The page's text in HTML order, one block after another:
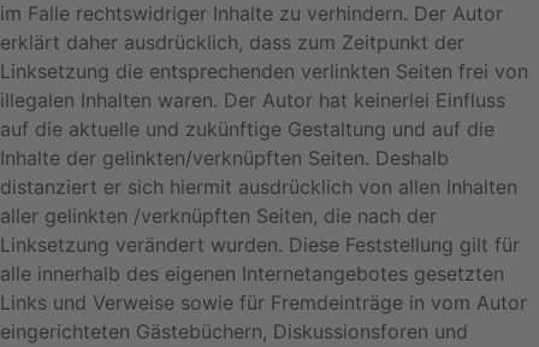
im Falle rechtswidriger Inhalte zu verhindern. Der Autor
erklärt daher ausdrücklich, dass zum Zeitpunkt der
Linksetzung die entsprechenden verlinkten Seiten frei von
illegalen Inhalten waren. Der Autor hat keinerlei Einfluss
auf die aktuelle und zukünftige Gestaltung und auf die
Inhalte der gelinkten/verknüpften Seiten. Deshalb
distanziert er sich hiermit ausdrücklich von allen Inhalten
aller gelinkten /verknüpften Seiten, die nach der
Linksetzung verändert wurden. Diese Feststellung gilt für
alle innerhalb des eigenen Internetangebotes gesetzten
Links und Verweise sowie für Fremdeinträge in vom Autor
eingerichteten Gästebüchern, Diskussionsforen und